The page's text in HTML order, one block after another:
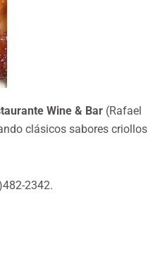
Wine & Bar (Rafael
clásicos sabores criollos
2342.